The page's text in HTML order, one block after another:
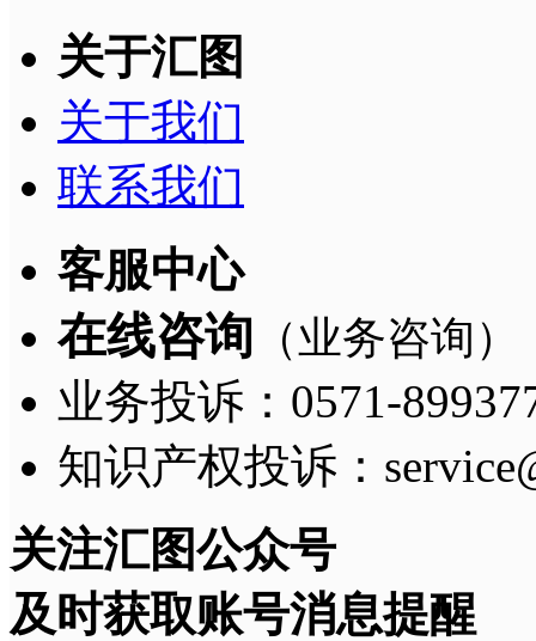
关于汇图
关于我们
联系我们
客服中心
在线咨询 （业务咨询）
业务投诉：0571-
知识产权投诉：
关注汇图公众号
及时获取账号消息提醒